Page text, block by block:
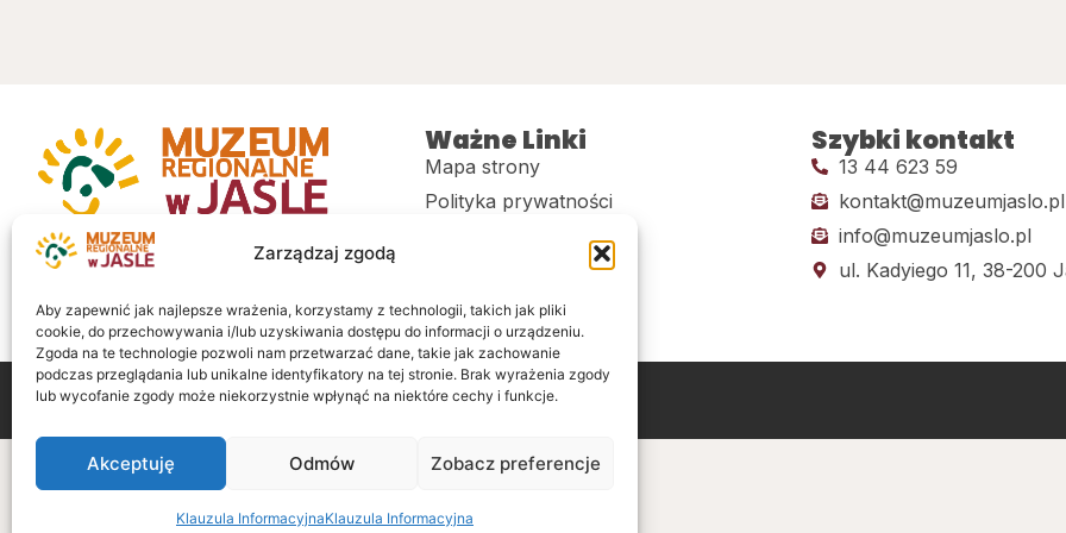
Zarządzaj zgodą
Aby zapewnić jak najlepsze wrażenia, korzystamy z technologii, takich jak pliki
cookie, do przechowywania i/lub uzyskiwania dostępu do informacji o urządzeniu.
Zgoda na te technologie pozwoli nam przetwarzać dane, takie jak zachowanie
podczas przeglądania lub unikalne identyfikatory na tej stronie. Brak wyrażenia zgody
lub wycofanie zgody może niekorzystnie wpłynąć na niektóre cechy i funkcje.
Akceptuję Odmów Zobacz preferencje
Klauzula InformacyjnaKlauzula Informacyjna
Muzeum regionalne w Jaśle im. dr.
Stanisława Kadyiego
Ważne Linki
Mapa strony
Polityka prywatności
Deklaracja dostępności
Sklep
Szybki kontakt
13 44 623 59
kontakt@muzeumjaslo.pl
info@muzeumjaslo.pl
ul. Kadyiego 11, 38-200
Wszelkie prawa zastrzeżoneRealizacja: LiderOnline